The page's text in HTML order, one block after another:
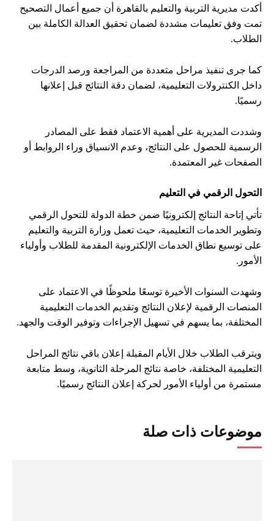
أكدت مديرية التربية والتعليم بالقاهرة أن جميع أعمال التصحيح
تمت وفق تعليمات مشددة لضمان تحقيق العدالة الكاملة بين
الطلاب.
كما جرى تنفيذ مراحل متعددة من المراجعة ورصد الدرجات
داخل الكنترولات التعليمية، لضمان دقة النتائج قبل إعلانها
رسميًا.
وشددت المديرية على أهمية الاعتماد فقط على المصادر
الرسمية للحصول على النتائج، وعدم الانسياق وراء الروابط أو
الصفحات غير المعتمدة.
التحول الرقمي في التعليم
تأتي إتاحة النتائج إلكترونيًا ضمن خطة الدولة للتحول الرقمي
وتطوير الخدمات التعليمية، حيث تعمل وزارة التربية والتعليم
على توسيع نطاق الخدمات الإلكترونية المقدمة للطلاب وأولياء
الأمور.
وشهدت السنوات الأخيرة توسعًا ملحوظًا في الاعتماد على
المنصات الرقمية لإعلان النتائج وتقديم الخدمات التعليمية
المختلفة، بما يسهم في تسهيل الإجراءات وتوفير الوقت والجهد.
ويترقب الطلاب خلال الأيام المقبلة إعلان باقي نتائج المراحل
التعليمية المختلفة، خاصة نتائج المرحلة الثانوية، وسط متابعة
مستمرة من أولياء الأمور لحركة إعلان النتائج رسميًا.
موضوعات ذات صلة